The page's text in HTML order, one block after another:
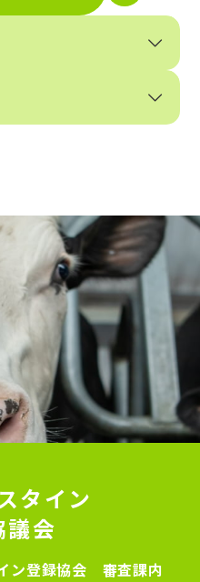
タイン
議会
ン登録協会 審査課内